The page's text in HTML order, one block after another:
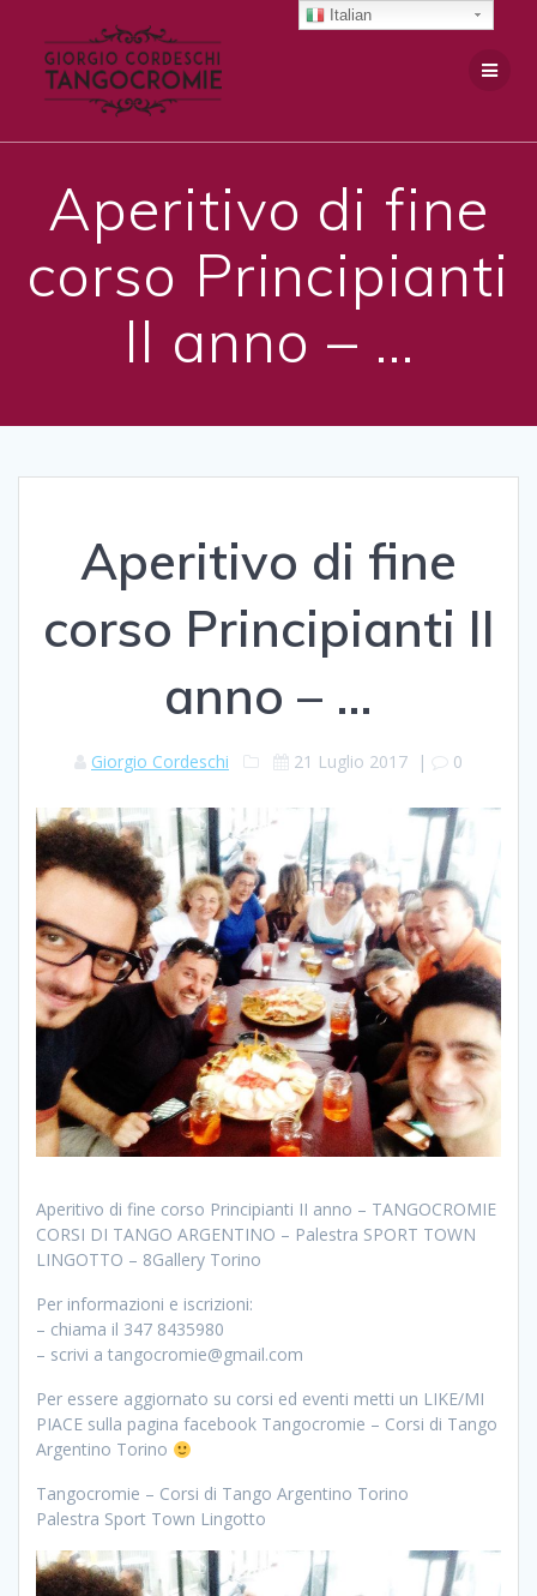
Aperitivo di fine
corso Principianti
II anno – …
Aperitivo di fine
corso Principianti II
anno – …
Giorgio Cordeschi 21 Luglio 2017 | 0
Aperitivo di fine corso Principianti II anno – TANGOCROMIE
CORSI DI TANGO ARGENTINO – Palestra SPORT TOWN
LINGOTTO – 8Gallery Torino
Per informazioni e iscrizioni:
– chiama il 347 8435980
– scrivi a tangocromie@gmail.com
Per essere aggiornato su corsi ed eventi metti un LIKE/MI
PIACE sulla pagina facebook Tangocromie – Corsi di Tango
Argentino Torino
Tangocromie – Corsi di Tango Argentino Torino
Palestra Sport Town Lingotto
Italian